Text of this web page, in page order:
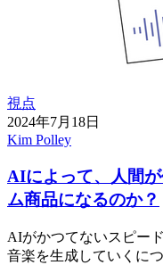
視点
2024年7月18日
Kim Polley
AIによって、人間
ム商品になるのか？
AIがかつてないスピー
音楽を生成していくに